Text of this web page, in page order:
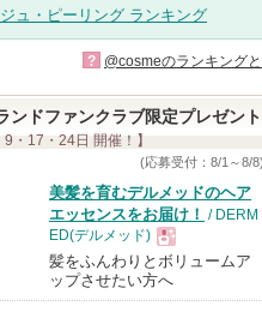
ュ・ピーリング ランキング
? @cosmeのランキング
ンドファンクラブ限定プレゼント
9・17・24日 開催！】
(応募受付：8/1～8/8)
美髪を育むデルメッドのヘア
エッセンスをお届け！ / DERM
ED(デルメッド)
現
髪をふんわりとボリュームア
ップさせたい方へ